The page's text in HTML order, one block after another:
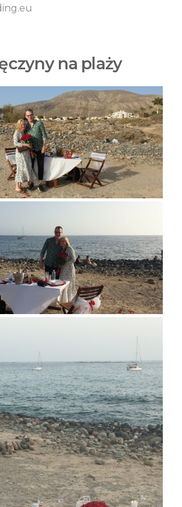
na plaży